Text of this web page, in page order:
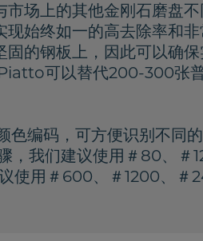
场上的其他金刚石磨盘不
始终如一的高去除率和
的钢板上，因此可以确
可以替代200-300张
编码，可方便识别不同的
，我们建议使用＃80、＃
议使用＃600、＃1200、＃